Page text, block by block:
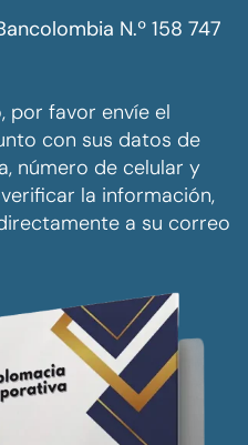
N.º 158 747
por favor envíe el
con sus datos de
número de celular y
la información,
a su correo